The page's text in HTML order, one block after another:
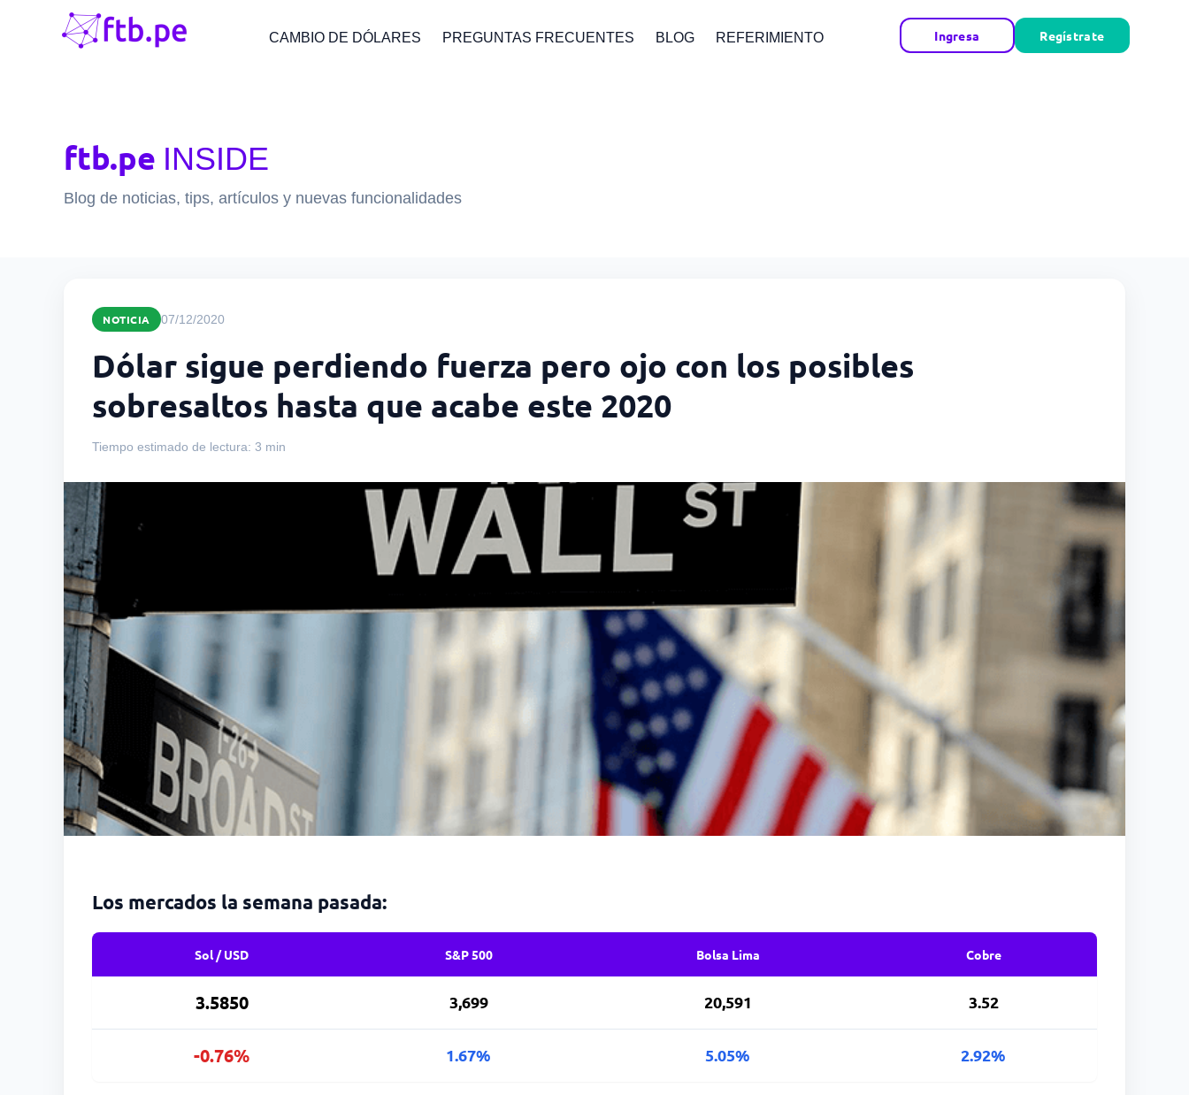
CAMBIO DE DÓLARES PREGUNTAS FRECUENTES BLOG REFERIMIENTO Ingresa Regístrate
ftb.pe INSIDE
Blog de noticias, tips, artículos y nuevas funcionalidades
NOTICIA 07/12/2020
Dólar sigue perdiendo fuerza pero ojo con los posibles
sobresaltos hasta que acabe este 2020
Tiempo estimado de lectura: 3 min
Los mercados la semana pasada:
Sol / USD S&P 500 Bolsa Lima Cobre
3.5850 3,699 20,591 3.52
-0.76% 1.67% 5.05% 2.92%